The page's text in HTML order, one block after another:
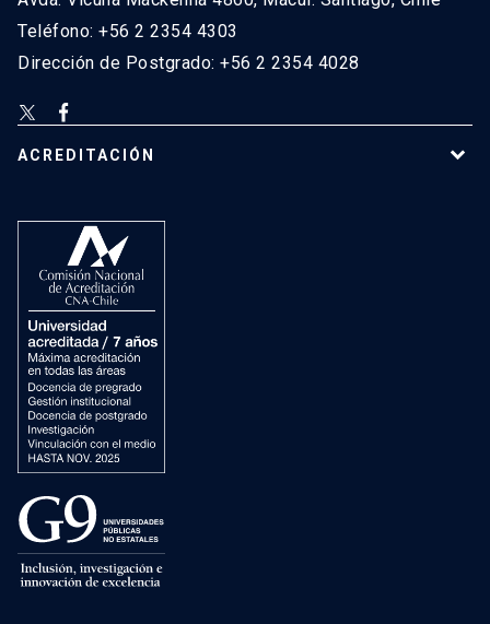
Teléfono: +56 2 2354 4303
Dirección de Postgrado: +56 2 2354 4028
ACREDITACIÓN